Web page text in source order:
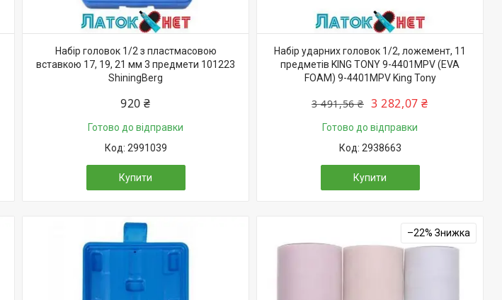
Набір головок 1/2 з пластмасовою
вставкою 17, 19, 21 мм 3 предмети 101223
ShiningBerg
920 ₴
Готово до відправки
2991039
Купити
Набір ударних головок 1/2, ложемент, 11
предметів KING TONY 9-4401MPV (EVA
FOAM) 9-4401MPV King Tony
3 491,56 ₴ 3 282,07 ₴
Готово до відправки
2938663
Купити
–22%